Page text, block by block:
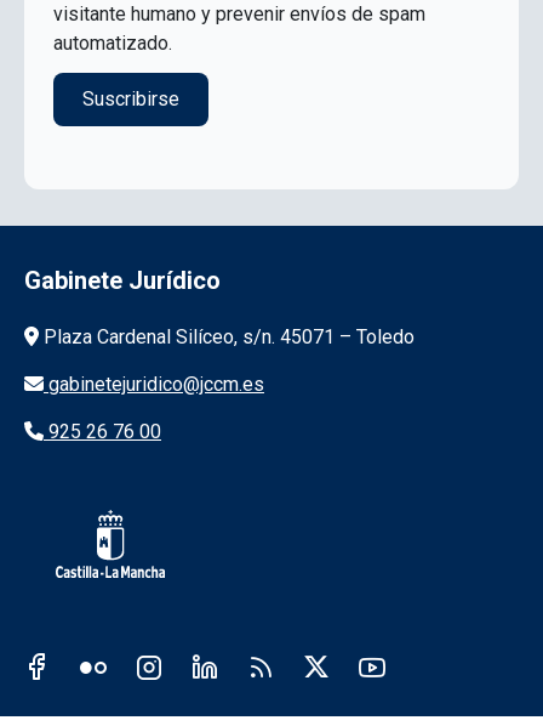
visitante humano y prevenir envíos de spam
automatizado.
Gabinete Jurídico
Información de la institución
Plaza Cardenal Silíceo, s/n. 45071 – Toledo
gabinetejuridico@jccm.es
925 26 76 00
Redes sociales JCCM